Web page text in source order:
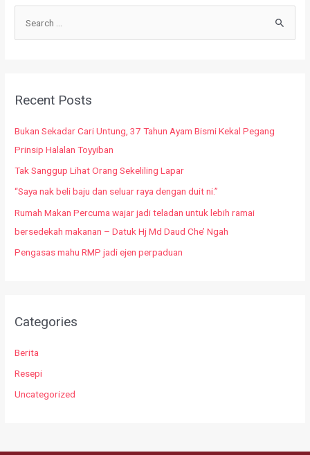
Recent Posts
Bukan Sekadar Cari Untung, 37 Tahun Ayam Bismi Kekal Pegang
Prinsip Halalan Toyyiban
Tak Sanggup Lihat Orang Sekeliling Lapar
“Saya nak beli baju dan seluar raya dengan duit ni.”
Rumah Makan Percuma wajar jadi teladan untuk lebih ramai
bersedekah makanan – Datuk Hj Md Daud Che’ Ngah
Pengasas mahu RMP jadi ejen perpaduan
Categories
Berita
Resepi
Uncategorized